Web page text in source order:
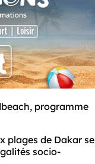
programme
plages de Dakar se
socio-